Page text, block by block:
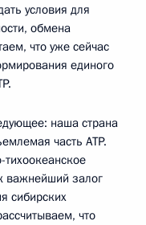
условия для
обмена
что уже сейчас
единого
наша страна
часть АТР.
важнейший залог
сибирских
что